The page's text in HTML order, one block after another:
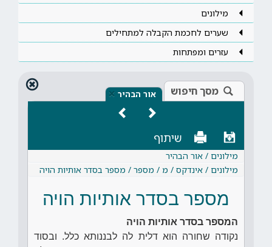
מילונים
שערים לחכמת הקבלה למתחילים
עזרים ומפתחות
מסך חיפוש אור הבהיר ×
שיתוף
מילונים / אור הבהיר
מילונים / אינדקס / מ / מספר / מספר בסדר אותיות הויה
מספר בסדר אותיות הויה
המספר בסדר אותיות הויה
נקודה שחורה הוא דלית לה לבננותא כלל. ובסוד